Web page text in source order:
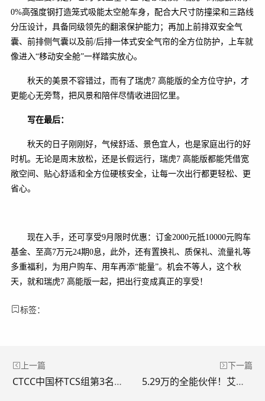
0%高强度钢打造笼式吸能太空舱车身，配合大尺寸防撞梁和三路线
分压设计，具备同级领先的翻滚保护能力；再加上前排双安全气
囊、前排侧气囊以及前/后排一体式安全气帘的全方位防护，上车就
像进入“移动安全舱”一样踏实放心。
秋天的美景不容错过，而有了瑞虎7 高能版的全方位守护，才
更能心无旁骛，把风景和陪伴尽情收进回忆里。
写在最后：
秋天的日子刚刚好，气候舒适、景色宜人，也是家庭出行的好
时机。无论是周末放松，还是长假远行，瑞虎7 高能版都能凭借宽
敞空间、贴心舒适和全方位硬核安全，让每一次出行都更轻松、更
省心。
现在入手，还可享受9月限时优惠：订金2000元抵10000元购车
基金、至高7万元24期0息，此外，还有置换礼、质保礼、流量礼等
多重福利，为用户购车、用车再添“能量”。机会不等人，这个秋
天，就和瑞虎7 高能版一起，把出行变成真正的享受！
标签：
上一篇
CTCC中国杯TCS组第3名！艾瑞泽8首战获誉
下一篇
5.29万的全能伙伴！艾瑞泽5卓越版成为年轻人秋日自驾首选